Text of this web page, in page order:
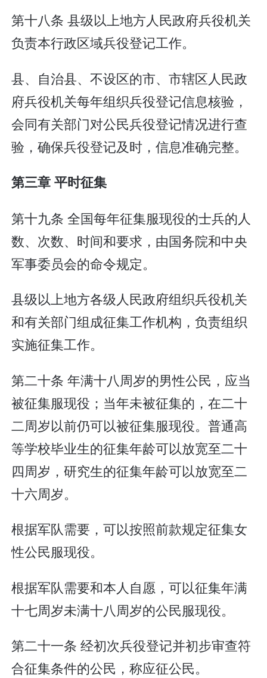
第十八条 县级以上地方人民政府兵役机关
负责本行政区域兵役登记工作。
县、自治县、不设区的市、市辖区人民政
府兵役机关每年组织兵役登记信息核验，
会同有关部门对公民兵役登记情况进行查
验，确保兵役登记及时，信息准确完整。
第三章 平时征集
第十九条 全国每年征集服现役的士兵的人
数、次数、时间和要求，由国务院和中央
军事委员会的命令规定。
县级以上地方各级人民政府组织兵役机关
和有关部门组成征集工作机构，负责组织
实施征集工作。
第二十条 年满十八周岁的男性公民，应当
被征集服现役；当年未被征集的，在二十
二周岁以前仍可以被征集服现役。普通高
等学校毕业生的征集年龄可以放宽至二十
四周岁，研究生的征集年龄可以放宽至二
十六周岁。
根据军队需要，可以按照前款规定征集女
性公民服现役。
根据军队需要和本人自愿，可以征集年满
十七周岁未满十八周岁的公民服现役。
第二十一条 经初次兵役登记并初步审查符
合征集条件的公民，称应征公民。